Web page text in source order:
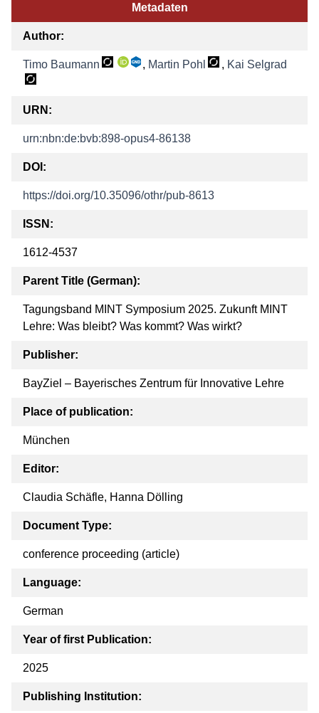
Metadaten
Author:
Timo Baumann , Martin Pohl , Kai Selgrad
URN:
urn:nbn:de:bvb:898-opus4-86138
DOI:
https://doi.org/10.35096/othr/pub-8613
ISSN:
1612-4537
Parent Title (German):
Tagungsband MINT Symposium 2025. Zukunft MINT
Lehre: Was bleibt? Was kommt? Was wirkt?
Publisher:
BayZiel – Bayerisches Zentrum für Innovative Lehre
Place of publication:
München
Editor:
Claudia Schäfle, Hanna Dölling
Document Type:
conference proceeding (article)
Language:
German
Year of first Publication:
2025
Publishing Institution: